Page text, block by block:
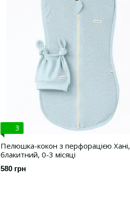
3
Пелюшка-кокон з перфорацією Хані,
блакитний, 0-3 місяці
580 грн